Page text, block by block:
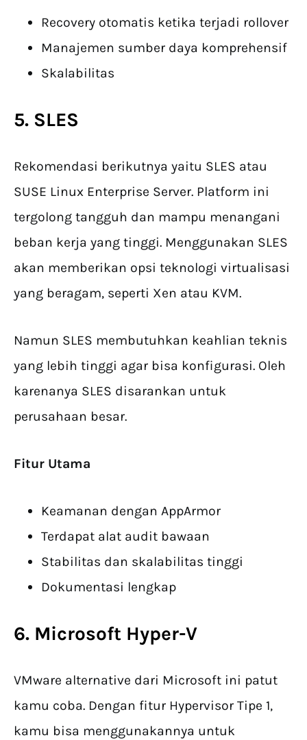
Recovery otomatis ketika terjadi rollover
Manajemen sumber daya komprehensif
Skalabilitas
5. SLES
Rekomendasi berikutnya yaitu SLES atau
SUSE Linux Enterprise Server. Platform ini
tergolong tangguh dan mampu menangani
beban kerja yang tinggi. Menggunakan SLES
akan memberikan opsi teknologi virtualisasi
yang beragam, seperti Xen atau KVM.
Namun SLES membutuhkan keahlian teknis
yang lebih tinggi agar bisa konfigurasi. Oleh
karenanya SLES disarankan untuk
perusahaan besar.
Fitur Utama
Keamanan dengan AppArmor
Terdapat alat audit bawaan
Stabilitas dan skalabilitas tinggi
Dokumentasi lengkap
6. Microsoft Hyper-V
VMware alternative dari Microsoft ini patut
kamu coba. Dengan fitur Hypervisor Tipe 1,
kamu bisa menggunakannya untuk